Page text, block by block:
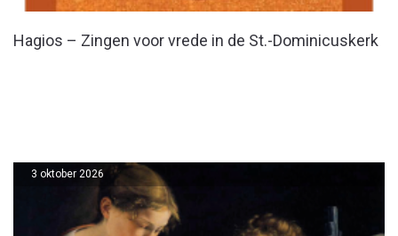
Hagios – Zingen voor vrede in de St.-Dominicuskerk
3 oktober 2026